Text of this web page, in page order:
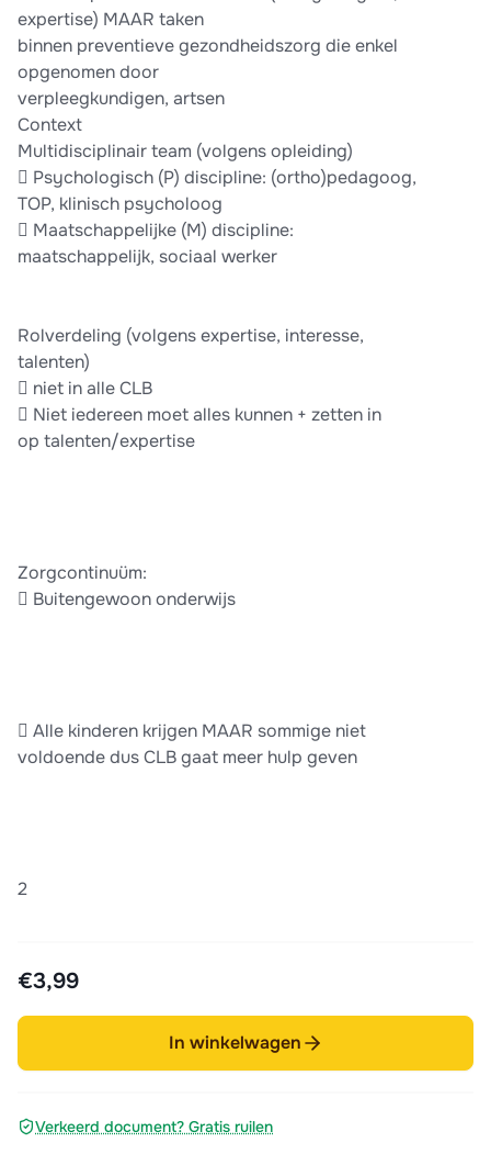
expertise) MAAR taken
binnen preventieve gezondheidszorg die enkel
opgenomen door
verpleegkundigen, artsen
Context
Multidisciplinair team (volgens opleiding)
 Psychologisch (P) discipline: (ortho)pedagoog,
TOP, klinisch psycholoog
 Maatschappelijke (M) discipline:
maatschappelijk, sociaal werker
Rolverdeling (volgens expertise, interesse,
talenten)
 niet in alle CLB
 Niet iedereen moet alles kunnen + zetten in
op talenten/expertise
Zorgcontinuüm:
 Buitengewoon onderwijs
 Alle kinderen krijgen MAAR sommige niet
voldoende dus CLB gaat meer hulp geven
2
€3,99
In winkelwagen
Verkeerd document? Gratis ruilen